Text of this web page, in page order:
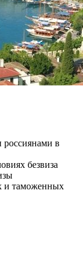
в
безвиза
и таможенных